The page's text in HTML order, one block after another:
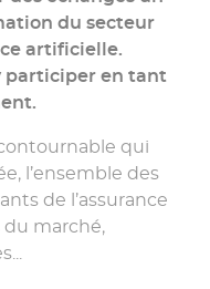
du secteur
artificielle.
participer en tant
qui
l’ensemble des
de l’assurance
du marché,